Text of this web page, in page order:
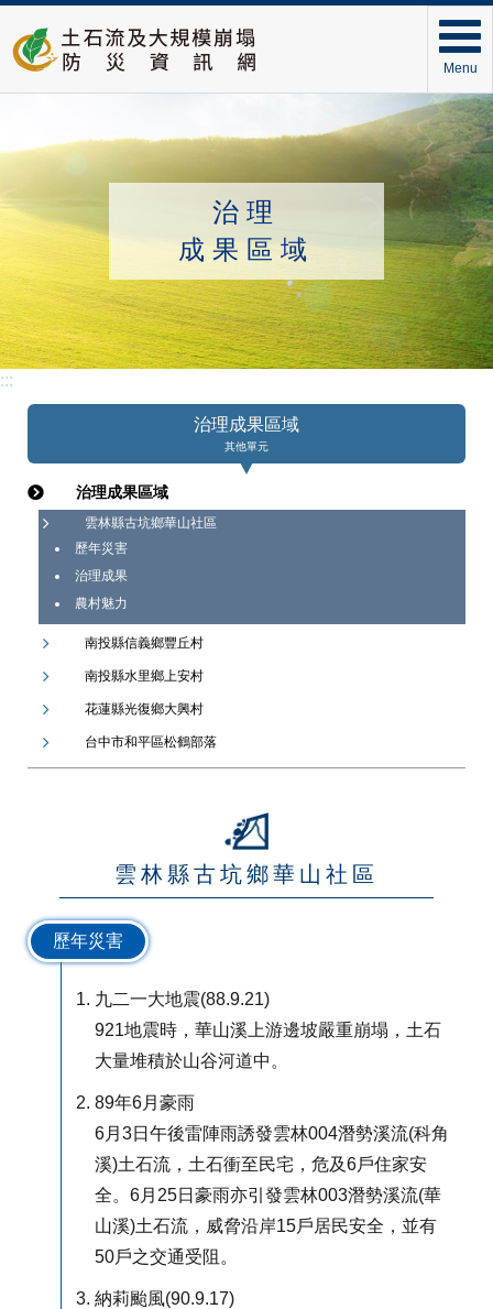
Menu
治理
成果區域
:::
治理成果區域
其他單元
治理成果區域
雲林縣古坑鄉華山社區
歷年災害
治理成果
農村魅力
南投縣信義鄉豐丘村
南投縣水里鄉上安村
花蓮縣光復鄉大興村
台中市和平區松鶴部落
雲林縣古坑鄉華山社區
歷年災害
九二一大地震(88.9.21)
921地震時，華山溪上游邊坡嚴重崩塌，土石
大量堆積於山谷河道中。
89年6月豪雨
6月3日午後雷陣雨誘發雲林004潛勢溪流(科角
溪)土石流，土石衝至民宅，危及6戶住家安
全。6月25日豪雨亦引發雲林003潛勢溪流(華
山溪)土石流，威脅沿岸15戶居民安全，並有
50戶之交通受阻。
納莉颱風(90.9.17)